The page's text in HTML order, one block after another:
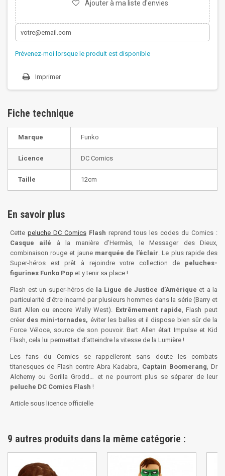
Ajouter à ma liste d'envies
Prévenez-moi lorsque le produit est disponible
Imprimer
Fiche technique
Marque Funko
Licence DC Comics
Taille 12cm
En savoir plus
Cette peluche DC Comics Flash reprend tous les codes du Comics :
Casque ailé à la manière d’Hermès, le Messager des Dieux,
combinaison rouge et jaune marquée de l’éclair. Le plus rapide des
Super-héros est prêt à rejoindre votre collection de peluches-
figurines Funko Pop et y tenir sa place !
Flash est un super-héros de la Ligue de Justice d’Amérique et a la
particularité d’être incarné par plusieurs hommes dans la série (Barry et
Bart Allen ou encore Wally West). Extrêmement rapide, Flash peut
créer des mini-tornades, éviter les balles et il dispose bien sûr de la
Force Véloce, source de son pouvoir. Bart Allen était Impulse et Kid
Flash, cela lui permettait d’atteindre la vitesse de la Lumière !
Les fans du Comics se rappelleront sans doute les combats
titanesques de Flash contre Abra Kadabra, Captain Boomerang, Dr
Alchemy ou Gorilla Grodd… et ne pourront plus se séparer de leur
peluche DC Comics Flash !
Article sous licence officielle
9 autres produits dans la même catégorie :